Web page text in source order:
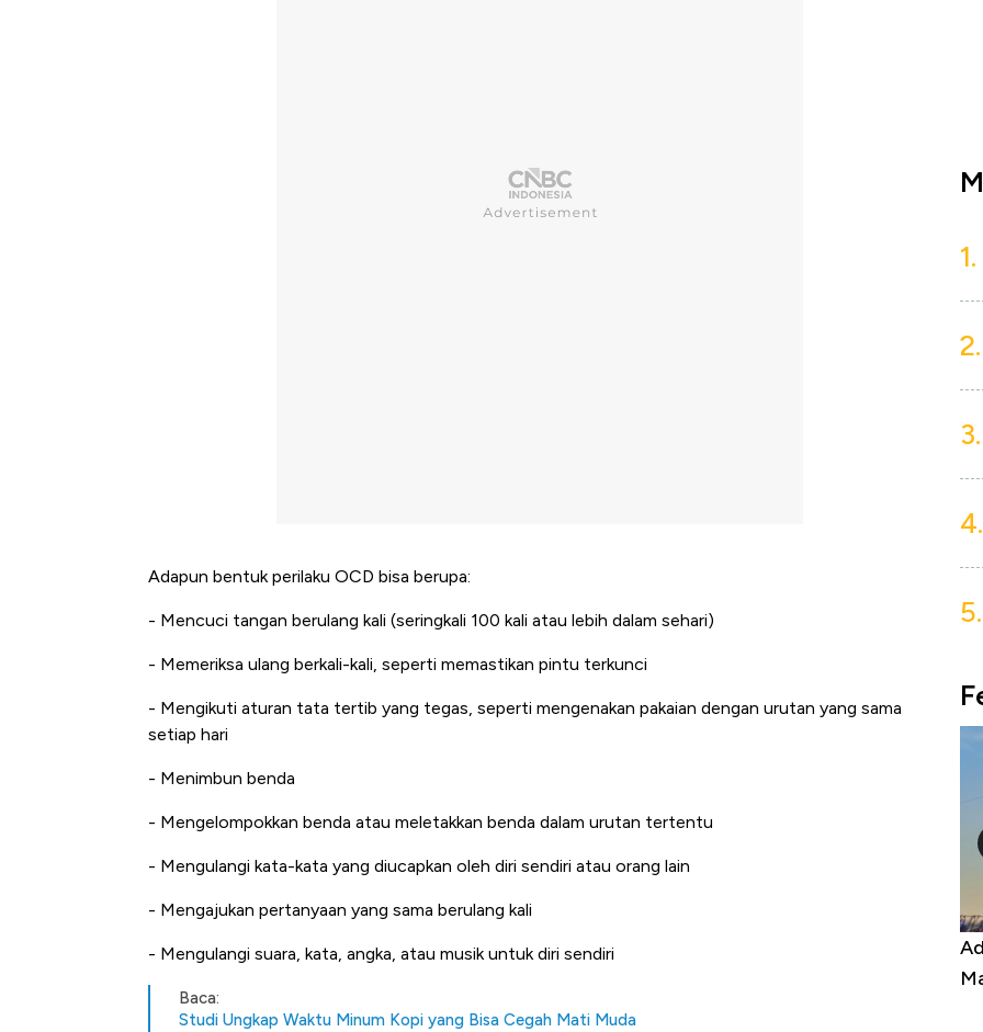
Adapun bentuk perilaku OCD bisa berupa:
- Mencuci tangan berulang kali (seringkali 100 kali atau lebih dalam sehari)
- Memeriksa ulang berkali-kali, seperti memastikan pintu terkunci
- Mengikuti aturan tata tertib yang tegas, seperti mengenakan pakaian dengan urutan yang sama
setiap hari
- Menimbun benda
- Mengelompokkan benda atau meletakkan benda dalam urutan tertentu
- Mengulangi kata-kata yang diucapkan oleh diri sendiri atau orang lain
- Mengajukan pertanyaan yang sama berulang kali
- Mengulangi suara, kata, angka, atau musik untuk diri sendiri
Baca:
Studi Ungkap Waktu Minum Kopi yang Bisa Cegah Mati Muda
1.
2.
3.
4.
5.
Kongo Tutup Keran Ekspor, Harga